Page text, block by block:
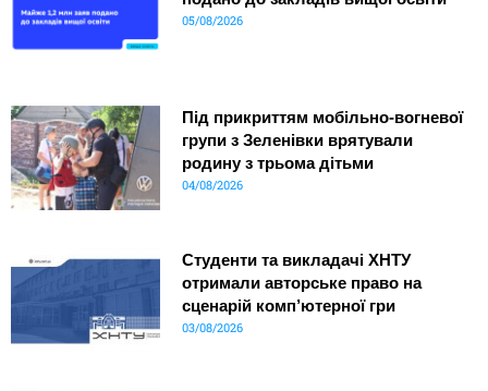
05/08/2026
Під прикриттям мобільно-вогневої
групи з Зеленівки врятували
родину з трьома дітьми
04/08/2026
Студенти та викладачі ХНТУ
отримали авторське право на
сценарій комп’ютерної гри
03/08/2026